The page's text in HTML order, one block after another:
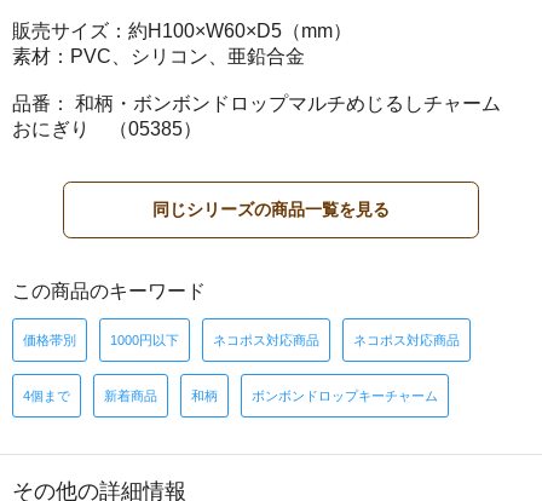
販売サイズ：約H100×W60×D5（mm）
素材：PVC、シリコン、亜鉛合金
品番： 和柄・ボンボンドロップマルチめじるしチャーム
おにぎり （05385）
同じシリーズの商品一覧を見る
この商品のキーワード
価格帯別 1000円以下 ネコポス対応商品 ネコポス対応商品
4個まで 新着商品 和柄 ボンボンドロップキーチャーム
その他の詳細情報